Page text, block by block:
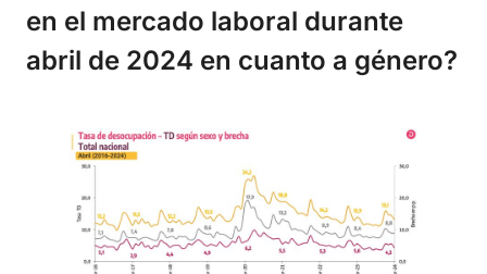
en el mercado laboral durante
abril de 2024 en cuanto a género?